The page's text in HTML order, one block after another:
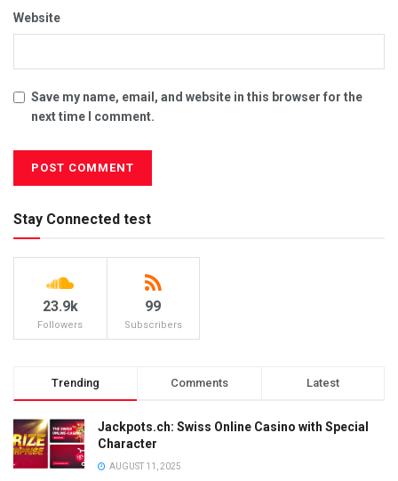
Website
Save my name, email, and website in this browser for the
next time I comment.
Stay Connected test
23.9k
Followers
99
Subscribers
Trending Comments Latest
Jackpots.ch: Swiss Online Casino with Special
Character
AUGUST 11, 2025